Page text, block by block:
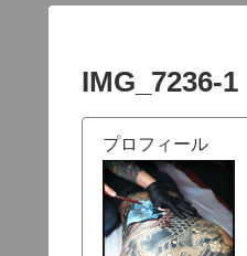
IMG_7236-1
プロフィール